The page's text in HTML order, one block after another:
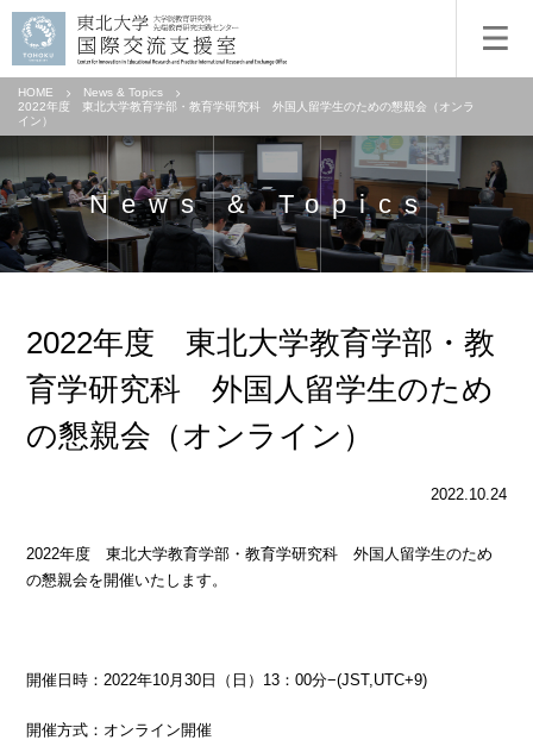
HOME
News & Topics
2022年度 東北大学教育学部・教育学研究科 外国人留学生のための懇親会（オンラ
イン）
News & Topics
2022年度 東北大学教育学部・教
育学研究科 外国人留学生のため
の懇親会（オンライン）
2022.10.24
2022年度 東北大学教育学部・教育学研究科 外国人留学生のため
の懇親会を開催いたします。
開催日時：2022年10月30日（日）13：00分−(JST,UTC+9)
開催方式：オンライン開催